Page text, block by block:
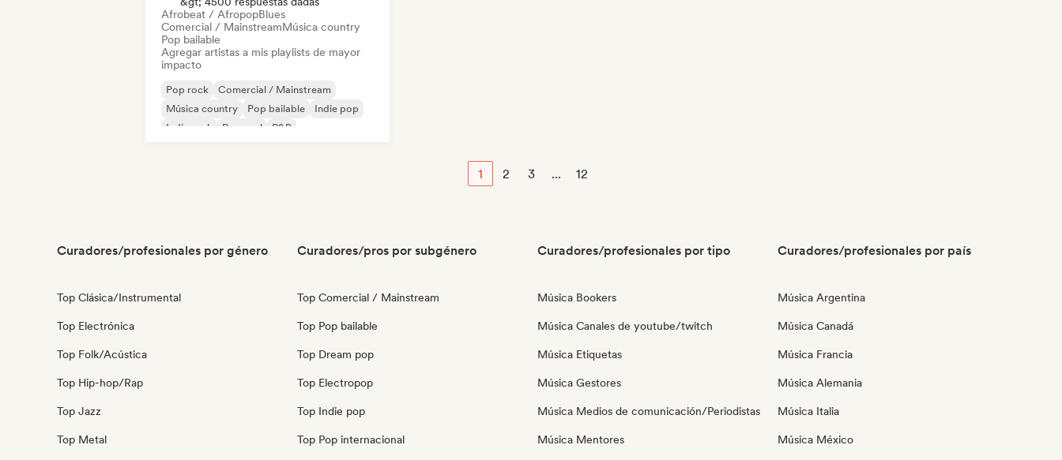
Afrobeat / AfropopBlues
Comercial / MainstreamMúsica country
Pop bailable
Agregar artistas a mis playlists de mayor
impacto
Pop rock
Comercial / Mainstream
Música country
Pop bailable
Indie pop
Indie rock
Pop soul R&B
1 2 3 ... 12
Curadores/profesionales por género
Top Clásica/Instrumental
Top Electrónica
Top Folk/Acústica
Top Hip-hop/Rap
Top Jazz
Top Metal
Curadores/pros por subgénero
Top Comercial / Mainstream
Top Pop bailable
Top Dream pop
Top Electropop
Top Indie pop
Top Pop internacional
Curadores/profesionales por tipo
Música Bookers
Música Canales de youtube/twitch
Música Etiquetas
Música Gestores
Música Medios de comunicación/Periodistas
Música Mentores
Curadores/profesionales por país
Música Argentina
Música Canadá
Música Francia
Música Alemania
Música Italia
Música México